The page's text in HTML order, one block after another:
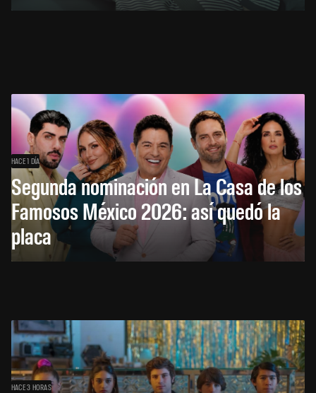
HACE 1 DÍA
Segunda nominación en La Casa de los
Famosos México 2026: así quedó la
placa
HACE 3 HORAS